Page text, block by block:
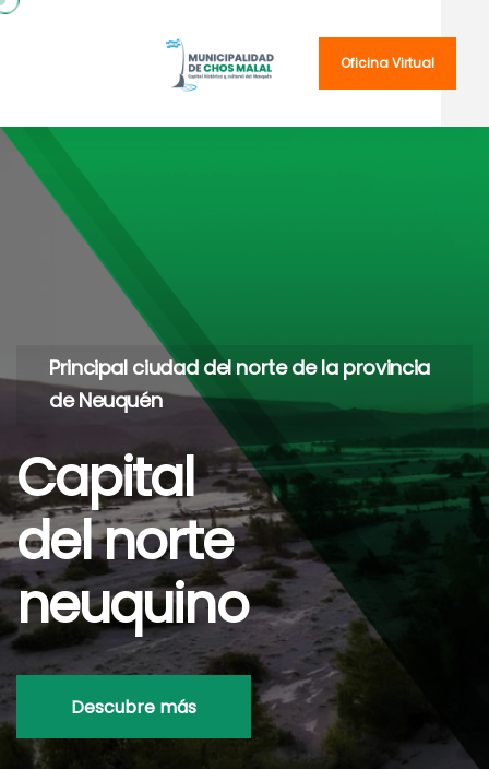
Oficina Virtual
Principal ciudad del norte de la provincia
de Neuquén
Capital
del norte
neuquino
Descubre más